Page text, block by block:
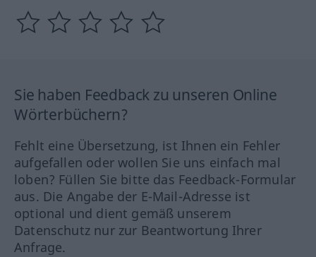
Sie haben Feedback zu unseren Online
Wörterbüchern?
Fehlt eine Übersetzung, ist Ihnen ein Fehler
aufgefallen oder wollen Sie uns einfach mal
loben? Füllen Sie bitte das Feedback-Formular
aus. Die Angabe der E-Mail-Adresse ist
optional und dient gemäß unserem
Datenschutz nur zur Beantwortung Ihrer
Anfrage.